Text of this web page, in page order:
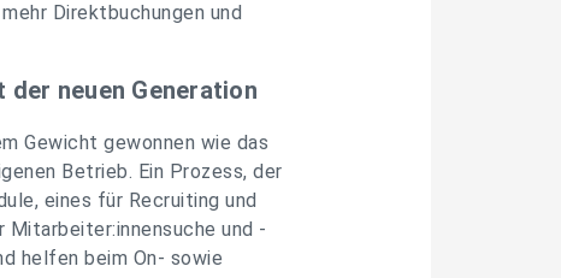
Direktbuchungen und
neuen Generation
Gewicht gewonnen wie das
Betrieb. Ein Prozess, der
eines für Recruiting und
und -
helfen beim On- sowie